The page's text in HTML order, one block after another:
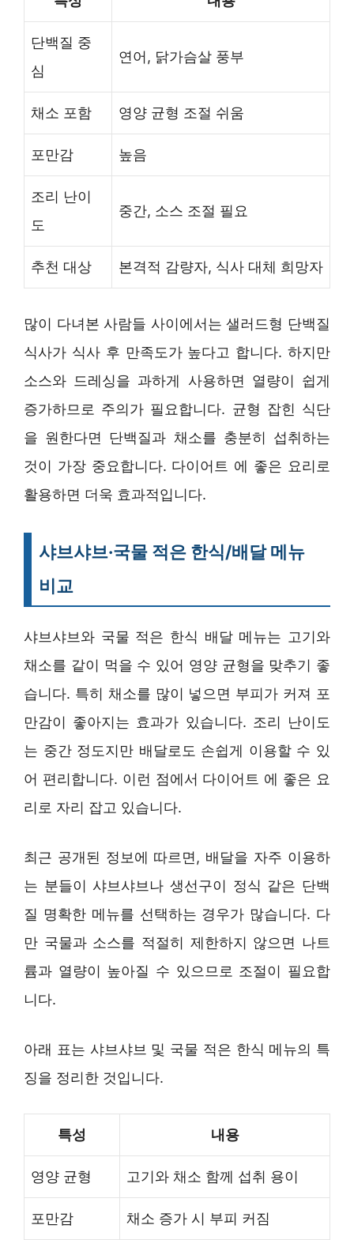
단백질 중
심
연어, 닭가슴살 풍부
채소 포함 영양 균형 조절 쉬움
포만감 높음
조리 난이
도
중간, 소스 조절 필요
추천 대상 본격적 감량자, 식사 대체 희망자
많이 다녀본 사람들 사이에서는 샐러드형 단백질
식사가 식사 후 만족도가 높다고 합니다. 하지만
소스와 드레싱을 과하게 사용하면 열량이 쉽게
증가하므로 주의가 필요합니다. 균형 잡힌 식단
을 원한다면 단백질과 채소를 충분히 섭취하는
것이 가장 중요합니다. 다이어트 에 좋은 요리로
활용하면 더욱 효과적입니다.
샤브샤브·국물 적은 한식/배달 메뉴
비교
샤브샤브와 국물 적은 한식 배달 메뉴는 고기와
채소를 같이 먹을 수 있어 영양 균형을 맞추기 좋
습니다. 특히 채소를 많이 넣으면 부피가 커져 포
만감이 좋아지는 효과가 있습니다. 조리 난이도
는 중간 정도지만 배달로도 손쉽게 이용할 수 있
어 편리합니다. 이런 점에서 다이어트 에 좋은 요
리로 자리 잡고 있습니다.
최근 공개된 정보에 따르면, 배달을 자주 이용하
는 분들이 샤브샤브나 생선구이 정식 같은 단백
질 명확한 메뉴를 선택하는 경우가 많습니다. 다
만 국물과 소스를 적절히 제한하지 않으면 나트
륨과 열량이 높아질 수 있으므로 조절이 필요합
니다.
아래 표는 샤브샤브 및 국물 적은 한식 메뉴의 특
징을 정리한 것입니다.
특성 내용
영양 균형 고기와 채소 함께 섭취 용이
포만감 채소 증가 시 부피 커짐